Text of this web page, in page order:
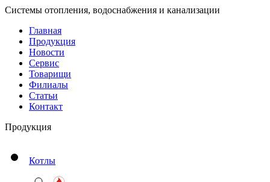
Системы отопления, водоснабжения и канализации
Главная
Продукция
Новости
Сервис
Товарищи
Филиалы
Статьи
Контакт
Продукция
Котлы